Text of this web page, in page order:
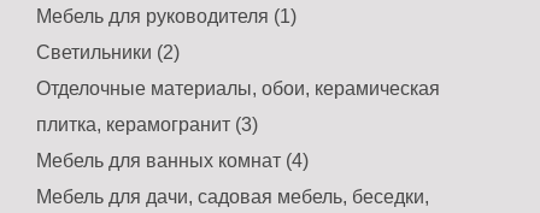
Мебель для руководителя (1)
Светильники (2)
Отделочные материалы, обои, керамическая
плитка, керамогранит (3)
Мебель для ванных комнат (4)
Мебель для дачи, садовая мебель, беседки,